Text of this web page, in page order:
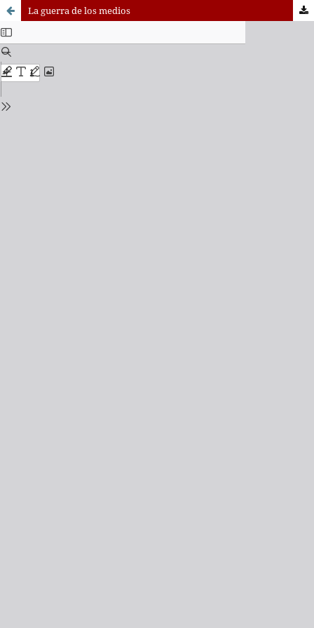
La guerra de los medios